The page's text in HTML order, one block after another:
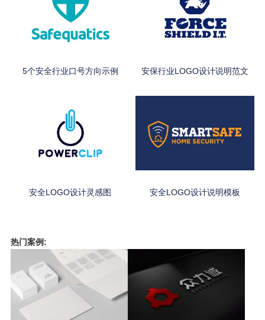
5个安全行业口号方向示例 安保行业LOGO设计说明范文
安全LOGO设计灵感图 安全LOGO设计说明模板
热门案例: